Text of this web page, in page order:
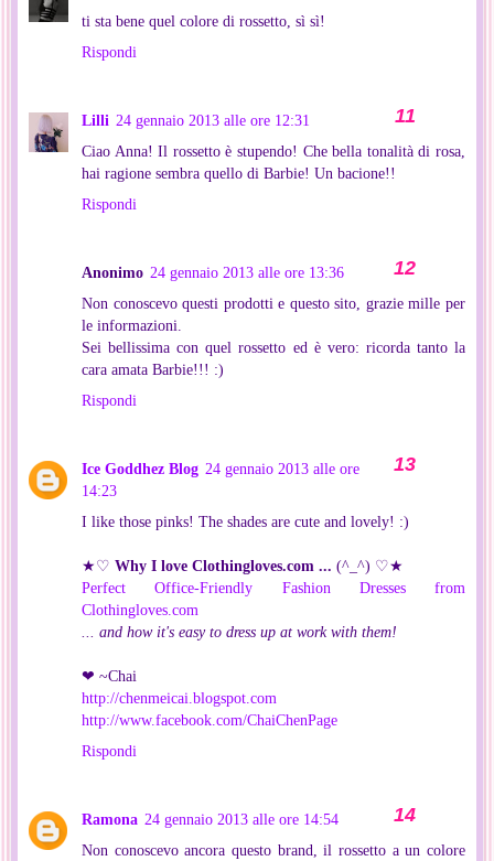
ti sta bene quel colore di rossetto, sì sì!
Rispondi
Lilli 24 gennaio 2013 alle ore 12:31
Ciao Anna! Il rossetto è stupendo! Che bella tonalità di rosa,
hai ragione sembra quello di Barbie! Un bacione!!
Rispondi
Anonimo 24 gennaio 2013 alle ore 13:36
Non conoscevo questi prodotti e questo sito, grazie mille per
le informazioni.
Sei bellissima con quel rossetto ed è vero: ricorda tanto la
cara amata Barbie!!! :)
Rispondi
Ice Goddhez Blog 24 gennaio 2013 alle ore
14:23
I like those pinks! The shades are cute and lovely! :)
★♡ Why I love Clothingloves.com ... (^_^) ♡★
Perfect Office-Friendly Fashion Dresses from
Clothingloves.com
... and how it's easy to dress up at work with them!
❤ ~Chai
http://chenmeicai.blogspot.com
http://www.facebook.com/ChaiChenPage
Rispondi
Ramona 24 gennaio 2013 alle ore 14:54
Non conoscevo ancora questo brand, il rossetto a un colore